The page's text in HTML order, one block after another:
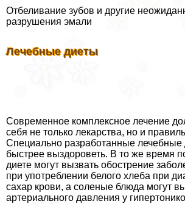
Отбеливание зубов и другие
разрушения эмали
Лечебные диеты
Современное комплексное лечение
себя не только лекарства, но и
Специально разработанные лечебные
быстрее выздороветь. В то же время
диете могут вызвать обострение
при употрeблении белого хлеба при
сахар крови, а соленые блюда могут
артериального давления у